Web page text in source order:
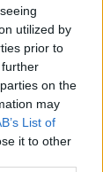
utilized by
prior to
on the
may
List of
it to other
zenei
szívét
a
amszterdami